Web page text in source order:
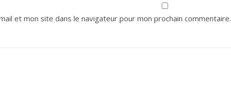
et mon site dans le navigateur pour mon prochain commentaire.